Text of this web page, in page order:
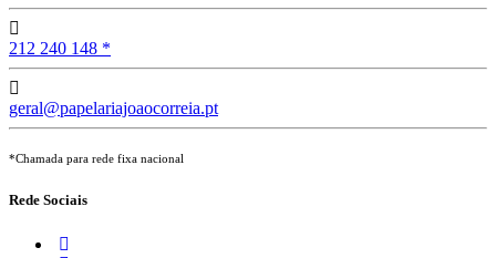
212 240 148 *
geral@papelariajoaocorreia.pt
*Chamada para rede fixa nacional
Rede Sociais